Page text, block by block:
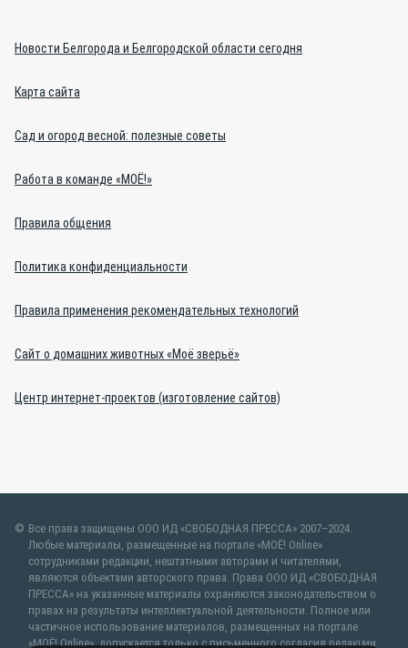
Новости Белгорода и Белгородской области сегодня
Карта сайта
Сад и огород весной: полезные советы
Работа в команде «МОЁ!»
Правила общения
Политика конфиденциальности
Правила применения рекомендательных технологий
Сайт о домашних животных «Моё зверьё»
Центр интернет-проектов (изготовление сайтов)
Все права защищены ООО ИД «СВОБОДНАЯ ПРЕССА» 2007–2024.
Любые материалы, размещенные на портале «МОЁ! Online»
сотрудниками редакции, нештатными авторами и читателями,
являются объектами авторского права. Права ООО ИД «СВОБОДНАЯ
ПРЕССА» на указанные материалы охраняются законодательством о
правах на результаты интеллектуальной деятельности. Полное или
частичное использование материалов, размещенных на портале
«МОЁ! Online», допускается только с письменного согласия редакции